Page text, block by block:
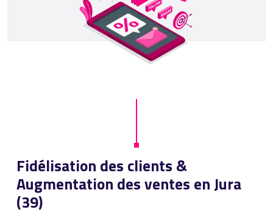
Fidélisation des clients &
Augmentation des ventes en Jura
(39)